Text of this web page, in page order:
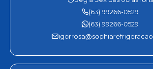
(63) 99266-0529
(63) 99266-0529